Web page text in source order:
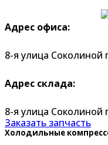
Адрес офиса:
8-я улица Соколиной
Адрес склада:
8-я улица Соколиной
Заказать запчасть
Холодильные